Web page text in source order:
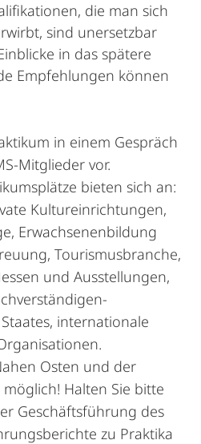
die man sich
sind unersetzbar
in das spätere
Empfehlungen können
in einem Gespräch
Mitglieder vor.
bieten sich an:
Kultureinrichtungen,
Erwachsenenbildung
Tourismusbranche,
und Ausstellungen,
internationale
Osten und der
Halten Sie bitte
Geschäftsführung des
zu Praktika